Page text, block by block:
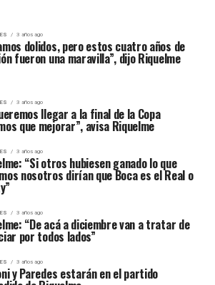
3 años ago
dolidos, pero estos cuatro años de
fueron una maravilla”, dijo Riquelme
3 años ago
llegar a la final de la Copa
que mejorar”, avisa Riquelme
3 años ago
“Si otros hubiesen ganado lo que
nosotros dirían que Boca es el Real o
3 años ago
“De acá a diciembre van a tratar de
por todos lados”
3 años ago
y Paredes estarán en el partido